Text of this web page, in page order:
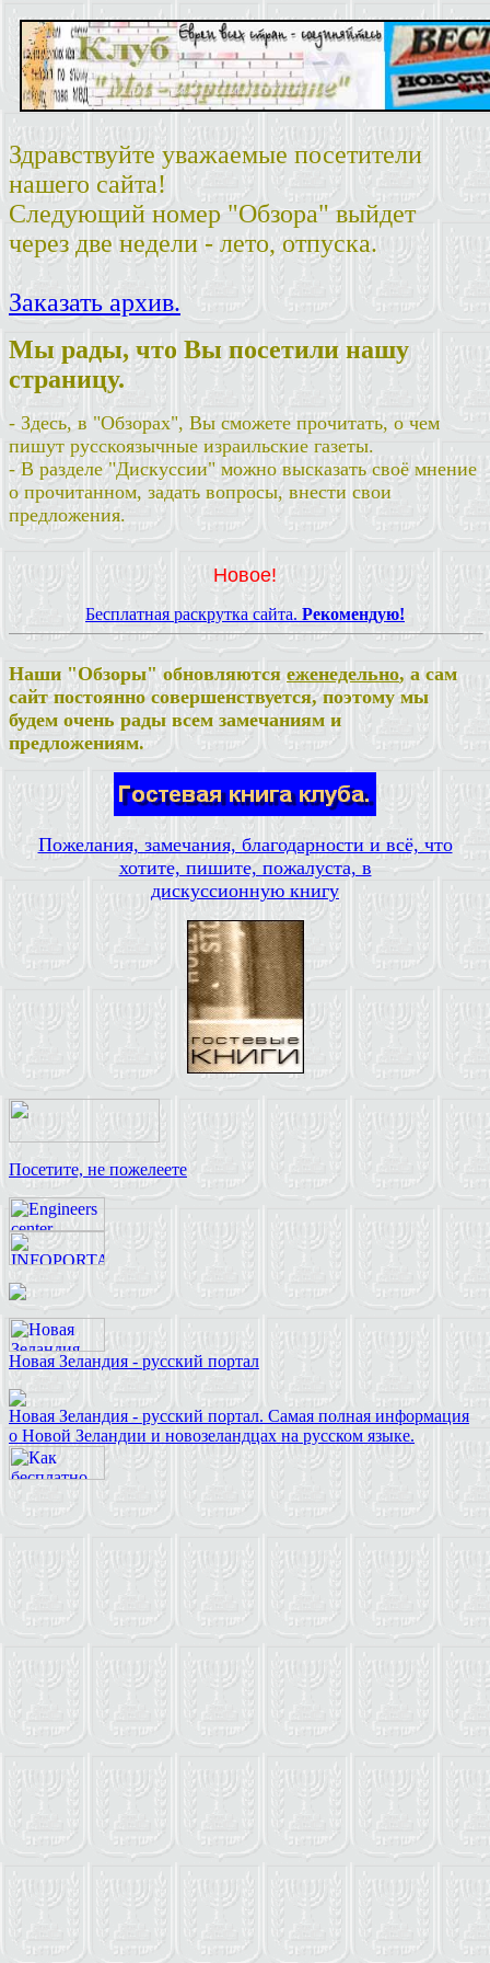
Здравствуйте уважаемые посетители
нашего сайта!
Следующий номер "Обзора" выйдет
через две недели - лето, отпуска.
Заказать архив.
Мы рады, что Вы посетили нашу
страницу.
- Здесь, в "Обзорах", Вы сможете прочитать, о чем
пишут русскоязычные израильские газеты.
- В разделе "Дискуссии" можно высказать своё мнение
о прочитанном, задать вопросы, внести свои
предложения.
Новое!
Бесплатная раскрутка сайта. Рекомендую!
Наши "Обзоры" обновляются еженедельно, а сам
сайт постоянно совершенствуется, поэтому мы
будем очень рады всем замечаниям и
предложениям.
Пожелания, замечания, благодарности и всё, что
хотите, пишите, пожалуста, в
дискуссионную книгу
Посетите, не пожелеете
Новая Зеландия - русский портал
Новая Зеландия - русский портал. Самая полная информация
о Новой Зеландии и новозеландцах на русском языке.